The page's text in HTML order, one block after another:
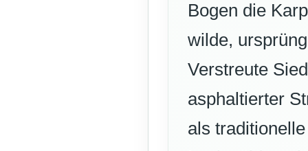
Bogen die
wilde,
Verstreute
asphaltierter
als